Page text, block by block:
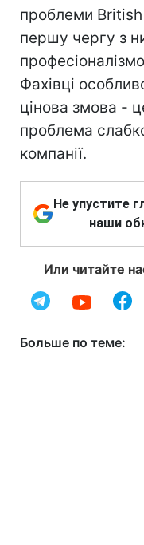
проблеми British
першу чергу з
Фахівці
цінова змова -
проблема
компанії.
Не упустите
наши
Или читайте
Больше по теме: